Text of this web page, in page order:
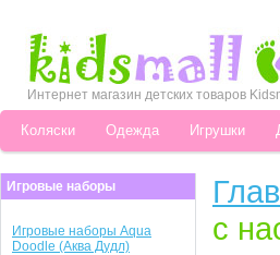
Интернет магазин детских товаров
Коляски Одежда Игрушки
Игровые наборы
Игровые наборы Aqua
Doodle (Аква Дудл)
с